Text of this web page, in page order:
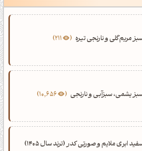
مریم‌گلی و نارنجی تیره
یشمی، سبزآبی و نارنجی
ابری ملایم و صورتی کدر (ترند سال 1405)